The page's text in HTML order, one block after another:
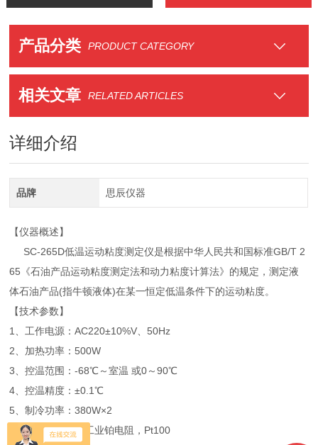
产品分类 PRODUCT CATEGORY
相关文章 RELATED ARTICLES
详细介绍
品牌 思辰仪器
【仪器概述】
SC-265D低温运动粘度测定仪是根据中华人民共和国标准GB/T 2
65《石油产品运动粘度测定法和动力粘度计算法》的规定，测定液
体石油产品(指牛顿液体)在某一恒定低温条件下的运动粘度。
【技术参数】
1、工作电源：AC220±10%V、50Hz
2、加热功率：500W
3、控温范围：-68℃～室温 或0～90℃
4、控温精度：±0.1℃
5、制冷功率：380W×2
6、温度传感器：工业铂电阻，Pt100